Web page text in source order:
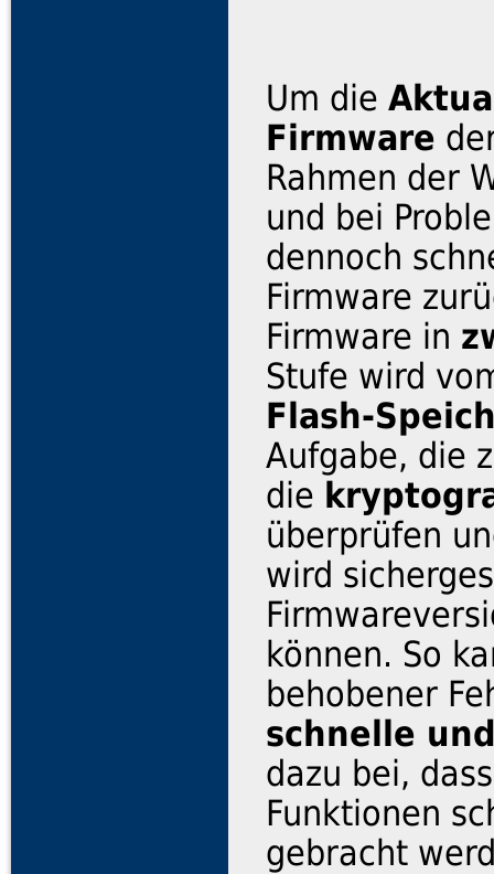
Um die
Firmware
Rahmen der
und bei
dennoch
Firmware
Firmware in
Stufe wird
Flash-
Aufgabe, die
die
überprüfen
wird
können. So
behobener
schnelle
dazu bei,
Funktionen
gebracht